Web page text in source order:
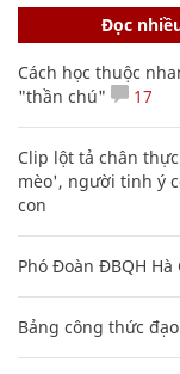
Đọc
Cách học thuộc
"thần chú"
17
Clip lột tả chân
mèo', người tinh ý
con
Phó Đoàn ĐBQH
Bảng công thức